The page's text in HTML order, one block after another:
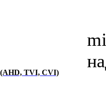
(AHD, TVI, CVI)